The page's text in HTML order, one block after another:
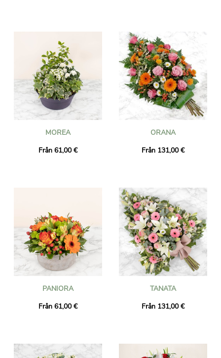
MOREA
Från 61,00 €
ORANA
Från 131,00 €
PANIORA
Från 61,00 €
TANATA
Från 131,00 €